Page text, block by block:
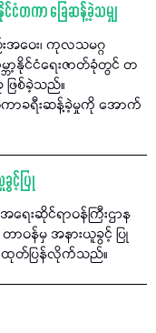
ငံတကာ ခြေဆန့်ခဲ့သမျှ
ေး၊ ကုလသမဂ္ဂ
ာ့နိုင်ငံရေးဇာတ်ခုံတွင် တ
ြစ်ခဲ့သည်။
ာခရီးဆန့်ခဲ့မှုကို အောက်
ခွင့်ပြု
ေးဆိုင်ရာဝန်ကြီးဌာန
ာဝန်မှ အနားယူခွင့် ပြု
ထုတ်ပြန်လိုက်သည်။